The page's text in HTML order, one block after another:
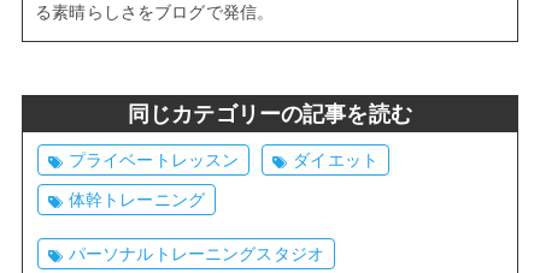
る素晴らしさをブログで発信。
同じカテゴリーの記事を読む
プライベートレッスン ダイエット
体幹トレーニング
パーソナルトレーニングスタジオ